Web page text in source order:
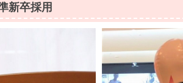
新卒採用